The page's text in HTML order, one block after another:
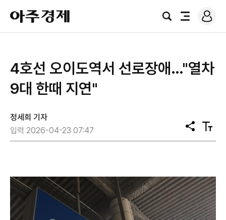
아
주
경
검
전
로
그
4호선 오이도역서 선로장애…"열차
9대 한때 지연"
정세희 기자
입력 2026-04-23 07:47
공
유
텍
스